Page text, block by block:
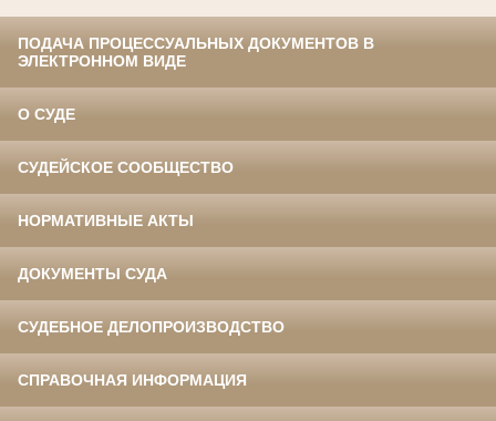
ПОДАЧА ПРОЦЕССУАЛЬНЫХ ДОКУМЕНТОВ В
ЭЛЕКТРОННОМ ВИДЕ
О СУДЕ
СУДЕЙСКОЕ СООБЩЕСТВО
НОРМАТИВНЫЕ АКТЫ
ДОКУМЕНТЫ СУДА
СУДЕБНОЕ ДЕЛОПРОИЗВОДСТВО
СПРАВОЧНАЯ ИНФОРМАЦИЯ